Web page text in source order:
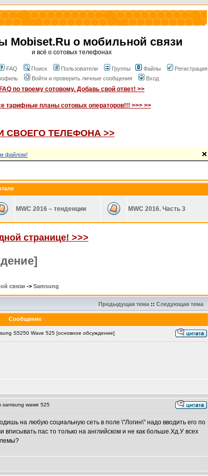
Mobiset.Ru о мобильной связи
и всё о сотовых телефонах
FAQ Поиск Пользователи Группы Файлы
Регистрация
Войти и проверить личные сообщения Вход
FAQ по твоему сотовому. Добавь свой ответ! >>
тарифные планы сотовых операторов!!! >>> >>
ТЕЛЕФОНА >>
файлом!
MWC 2016 – тенденции MWC 2016. Часть 3
странице! >>>
связи -> Samsung
Предыдущая тема :: Следующая тема
Сообщение
S5250 Wave 525 [основное обсуждение]
samsung wawe 525
на любую социальную сеть в поле \"Логин\" надо вводить его по
пас то только на английском и не как больше.Хд.У всех